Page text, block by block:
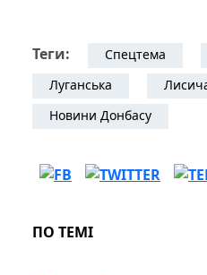
Теги: Спецтема
Луганська
Новини Донбасу
ПО ТЕМІ